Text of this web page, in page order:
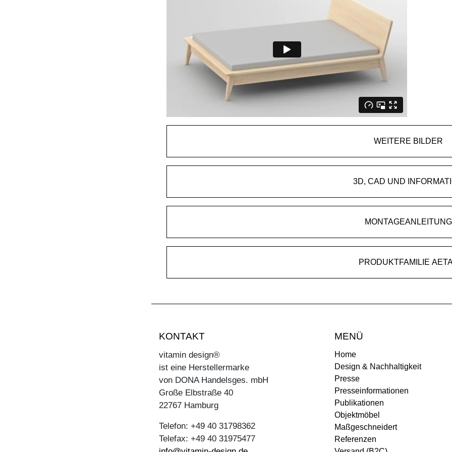
WEITERE BILDER
3D, CAD UND
MONTAGEANLEITUNG
PRODUKTFAMILIE
KONTAKT
vitamin design®
ist eine Herstellermarke
von DONA Handelsges. mbH
Große Elbstraße 40
22767 Hamburg
Telefon: +49 40 31798362
Telefax: +49 40 31975477
MENÜ
Home
Design & Nachhaltigkeit
Presse
Presseinformationen
Publikationen
Objektmöbel
Maßgeschneidert
Referenzen